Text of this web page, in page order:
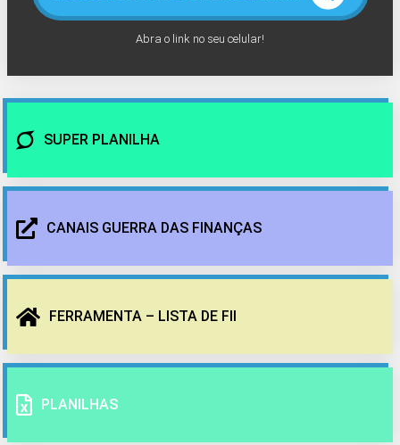
Abra o link no seu celular!
SUPER PLANILHA
CANAIS GUERRA DAS FINANÇAS
FERRAMENTA – LISTA DE FII
PLANILHAS